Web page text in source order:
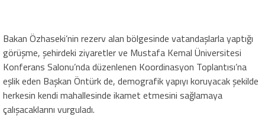
Bakan Özhaseki’nin rezerv alan bölgesinde vatandaşlarla yaptığı
görüşme, şehirdeki ziyaretler ve Mustafa Kemal Üniversitesi
Konferans Salonu’nda düzenlenen Koordinasyon Toplantısı’na
eşlik eden Başkan Öntürk de, demografik yapıyı koruyacak şekilde
herkesin kendi mahallesinde ikamet etmesini sağlamaya
çalışacaklarını vurguladı.